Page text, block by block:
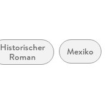
Historischer
Roman
Mexiko